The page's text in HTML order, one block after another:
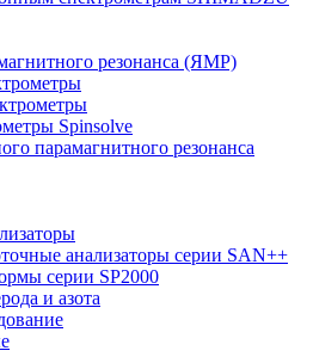
резонанса (ЯМР)
Spinsolve
парамагнитного резонанса
анализаторы серии SAN++
серии SP2000
и азота